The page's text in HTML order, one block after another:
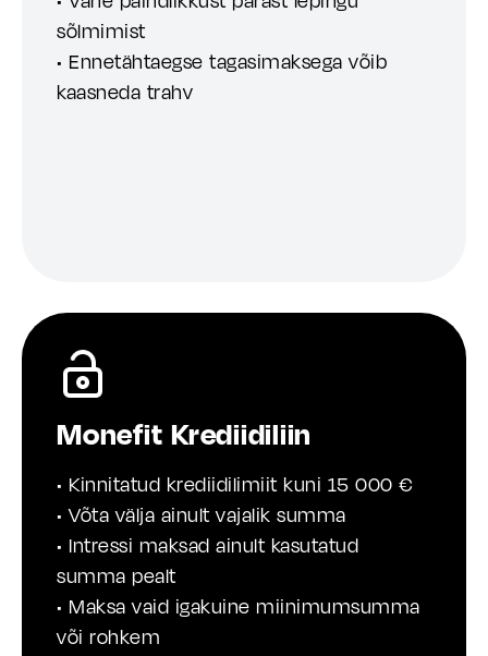
sõlmimist
• Ennetähtaegse tagasimaksega võib
kaasneda trahv
Monefit Krediidiliin
• Kinnitatud krediidilimiit kuni 15 000 €
• Võta välja ainult vajalik summa
• Intressi maksad ainult kasutatud
summa pealt
• Maksa vaid igakuine miinimumsumma
või rohkem